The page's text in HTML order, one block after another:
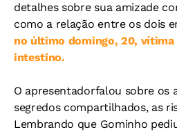
detalhes sobre sua amizade
como a relação entre os dois
no último domingo, 20, vítima
intestino.
O apresentadorfalou sobre os
segredos compartilhados, as
Lembrando que Gominho